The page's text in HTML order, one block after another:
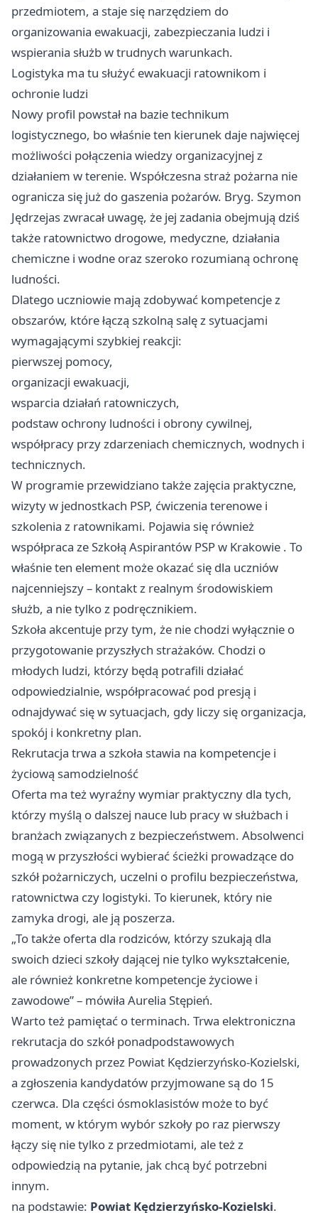
przedmiotem, a staje się narzędziem do
organizowania ewakuacji, zabezpieczania ludzi i
wspierania służb w trudnych warunkach.
Logistyka ma tu służyć ewakuacji ratownikom i
ochronie ludzi
Nowy profil powstał na bazie technikum
logistycznego, bo właśnie ten kierunek daje najwięcej
możliwości połączenia wiedzy organizacyjnej z
działaniem w terenie. Współczesna straż pożarna nie
ogranicza się już do gaszenia pożarów. Bryg. Szymon
Jędrzejas zwracał uwagę, że jej zadania obejmują dziś
także ratownictwo drogowe, medyczne, działania
chemiczne i wodne oraz szeroko rozumianą ochronę
ludności.
Dlatego uczniowie mają zdobywać kompetencje z
obszarów, które łączą szkolną salę z sytuacjami
wymagającymi szybkiej reakcji:
pierwszej pomocy,
organizacji ewakuacji,
wsparcia działań ratowniczych,
podstaw ochrony ludności i obrony cywilnej,
współpracy przy zdarzeniach chemicznych, wodnych i
technicznych.
W programie przewidziano także zajęcia praktyczne,
wizyty w jednostkach PSP, ćwiczenia terenowe i
szkolenia z ratownikami. Pojawia się również
współpraca ze Szkołą Aspirantów PSP w Krakowie . To
właśnie ten element może okazać się dla uczniów
najcenniejszy – kontakt z realnym środowiskiem
służb, a nie tylko z podręcznikiem.
Szkoła akcentuje przy tym, że nie chodzi wyłącznie o
przygotowanie przyszłych strażaków. Chodzi o
młodych ludzi, którzy będą potrafili działać
odpowiedzialnie, współpracować pod presją i
odnajdywać się w sytuacjach, gdy liczy się organizacja,
spokój i konkretny plan.
Rekrutacja trwa a szkoła stawia na kompetencje i
życiową samodzielność
Oferta ma też wyraźny wymiar praktyczny dla tych,
którzy myślą o dalszej nauce lub pracy w służbach i
branżach związanych z bezpieczeństwem. Absolwenci
mogą w przyszłości wybierać ścieżki prowadzące do
szkół pożarniczych, uczelni o profilu bezpieczeństwa,
ratownictwa czy logistyki. To kierunek, który nie
zamyka drogi, ale ją poszerza.
„To także oferta dla rodziców, którzy szukają dla
swoich dzieci szkoły dającej nie tylko wykształcenie,
ale również konkretne kompetencje życiowe i
zawodowe” – mówiła Aurelia Stępień.
Warto też pamiętać o terminach. Trwa elektroniczna
rekrutacja do szkół ponadpodstawowych
prowadzonych przez Powiat Kędzierzyńsko-Kozielski,
a zgłoszenia kandydatów przyjmowane są do 15
czerwca. Dla części ósmoklasistów może to być
moment, w którym wybór szkoły po raz pierwszy
łączy się nie tylko z przedmiotami, ale też z
odpowiedzią na pytanie, jak chcą być potrzebni
innym.
na podstawie: Powiat Kędzierzyńsko-Kozielski.